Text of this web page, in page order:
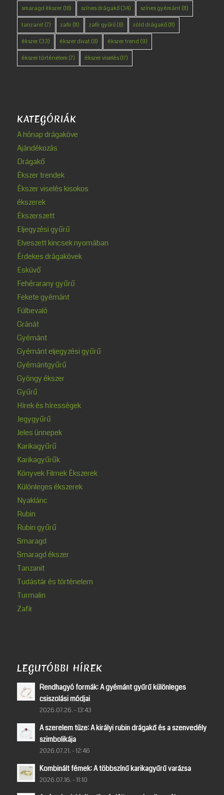
smaragd ékszer(18) színes drágakő(34) színes gyémánt (11)
tanzanit (7) zafír(11) zafír gyűrű(8) zöld drágakő(11)
ékszer(33) ékszer divat (8) ékszer trend (9)
ékszer történelem (7) ékszer viselés(17)
KATEGÓRIÁK
A hónap drágaköve
Ajándékozás
Drágakő
Ékszer trendek
Ékszer viselés kisokos
ékszerek
Ékszerszett
Eljegyzési gyűrű
Elveszett kincsek nyomában
Érdekes drágakövek
Esküvő
Fehérarany gyűrű
Fekete gyémánt
Fülbevaló
Gránát
Gyémánt
Gyémánt eljegyzési gyűrű
Gyémántgyűrű
Gyöngy ékszer
Gyűrű
Hírek és hírességek
Jegygyűrű
Jeles ünnepek
Karikagyűrű
Karikagyűrűk
Könyvek Filmek Ékszerek
Különleges ékszerek
Nyaklánc
Rubin
Rubin gyűrű
Smaragd
Smaragd ékszer
Tanzanit
Tudástár és történelem
Turmalin
Zafír
LEGUTÓBBI HÍREK
Rendhagyó formák: A gyémánt gyűrű különleges
csiszolási módjai
2026.07.26. - 13:43
A szerelem tüze: A királyi rubin drágakő és a szenvedély
szimbolikája
2026.07.21. - 12:46
Kombinált fémek: A többszínű karikagyűrű varázsa
2026.07.16. - 11:10